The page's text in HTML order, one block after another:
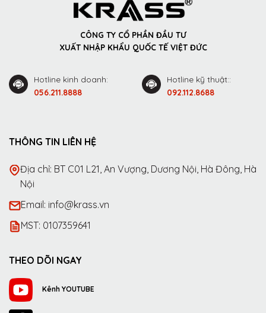
CÔNG TY CỔ PHẦN ĐẦU TƯ
XUẤT NHẬP KHẨU QUỐC TẾ VIỆT ĐỨC
Hotline kinh doanh:
056.211.8888
Hotline kỹ thuật::
092.112.8688
THÔNG TIN LIÊN HỆ
Địa chỉ: BT C01 L21, An Vượng, Dương Nội, Hà Đông, Hà
Nội
Email: info@krass.vn
MST: 0107359641
THEO DÕI NGAY
Kênh YOUTUBE